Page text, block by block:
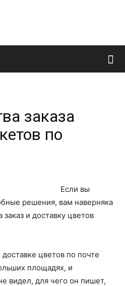
Французский
и
нем
заказа
по
Если вы
решения, вам наверняка
и доставку цветов
цветов по почте
площадях, и
видел, для чего он пишет,